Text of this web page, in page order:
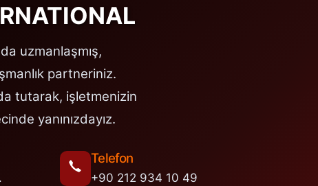
uzmanlaşmış,
partneriniz.
tutarak, işletmenizin
yanınızdayız.
Telefon
+90 212 934 10 49